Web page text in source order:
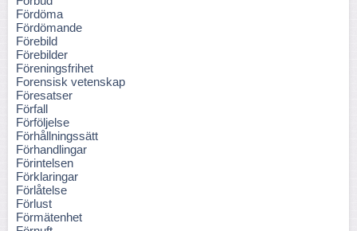
Fördöma
Fördömande
Förebild
Förebilder
Föreningsfrihet
Forensisk vetenskap
Föresatser
Förfall
Förföljelse
Förhållningssätt
Förhandlingar
Förintelsen
Förklaringar
Förlåtelse
Förlust
Förmätenhet